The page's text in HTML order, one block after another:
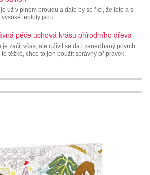
už v plném proudu a dalo by se říci, že léto a s
vysoké teploty jsou…
péče uchová krásu přírodního dřeva
je začít včas, ale oživit se dá i zanedbaný povrch.
to těžké, chce to jen použít správný přípravek.